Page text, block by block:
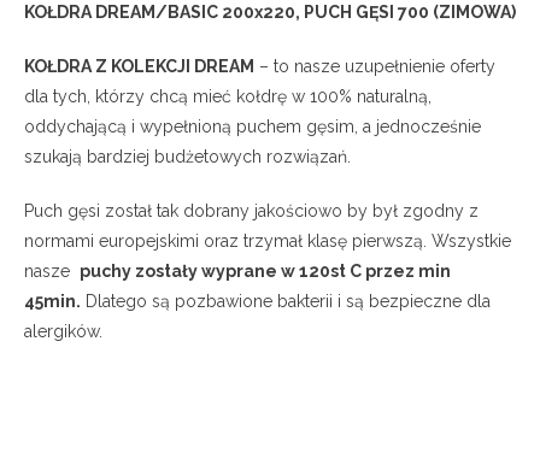
KOŁDRA DREAM/BASIC 200x220, PUCH GĘSI 700 (ZIMOWA)
KOŁDRA Z KOLEKCJI DREAM – to nasze uzupełnienie oferty
dla tych, którzy chcą mieć kołdrę w 100% naturalną,
oddychającą i wypełnioną puchem gęsim, a jednocześnie
szukają bardziej budżetowych rozwiązań.
Puch gęsi został tak dobrany jakościowo by był zgodny z
normami europejskimi oraz trzymał klasę pierwszą. Wszystkie
nasze puchy zostały wyprane w 120st C przez min
45min. Dlatego są pozbawione bakterii i są bezpieczne dla
alergików.